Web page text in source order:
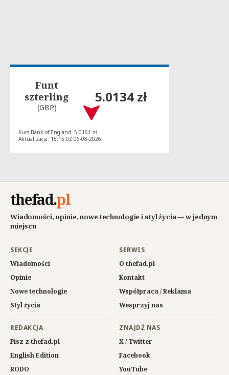
Funt
szterling
(GBP)
5.0134 zł
Kurs Bank of England: 5.0161 zł
Aktualizacja: 15:15:02 06-08-2026
thefad.pl
Wiadomości, opinie, nowe technologie i styl życia — w jednym
miejscu
SEKCJE
Wiadomości
Opinie
Nowe technologie
Styl życia
SERWIS
O thefad.pl
Kontakt
Współpraca / Reklama
Wesprzyj nas
REDAKCJA
Pisz z thefad.pl
English Edition
RODO
ZNAJDŹ NAS
X / Twitter
Facebook
YouTube